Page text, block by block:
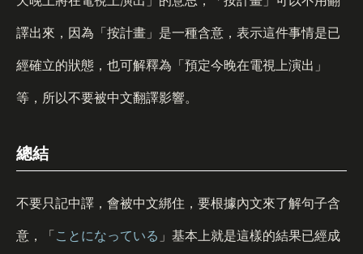
譯出來，因為「按計畫」是一種含意，表示這件事情是已
經確立的狀態，也可解釋為「預定今晚在電視上演出」
等，所以不要被中文翻譯影響。
總結
不要只記中譯，會被中文綁住，要根據內文來了解句子含
意，「 ことになっている 」基本上就是這樣的結果已經成